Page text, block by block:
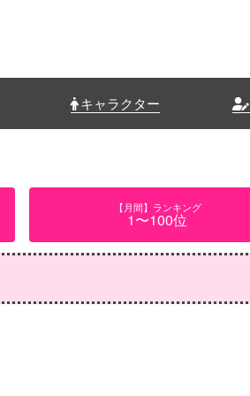
キャラクター
【月間】ランキング
1〜100位